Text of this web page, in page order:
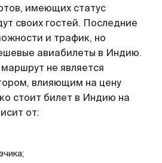
имеющих статус
своих гостей. Последние
и трафик, но
авиабилеты в Индию.
не является
влияющим на цену
стоит билет в Индию на
от: